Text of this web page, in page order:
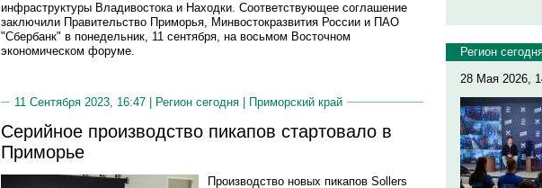
инфраструктуры Владивостока и Находки. Соответствующее соглашение
заключили Правительство Приморья, Минвостокразвития России и ПАО
"Сбербанк" в понедельник, 11 сентября, на восьмом Восточном
экономическом форуме.
11 Сентября 2023, 16:47 | Регион сегодня Приморский край
Серийное производство пикапов стартовало в
Приморье
Производство новых пикапов Sollers
Регион
28 Мая 2026,